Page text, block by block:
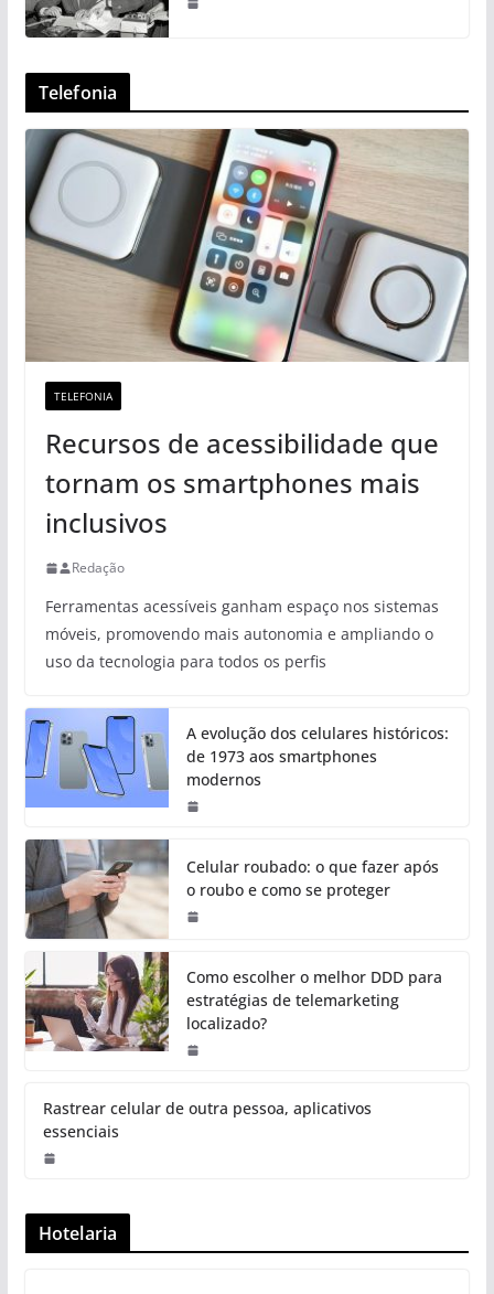
Telefonia
TELEFONIA
Recursos de acessibilidade que
tornam os smartphones mais
inclusivos
Redação
Ferramentas acessíveis ganham espaço nos sistemas
móveis, promovendo mais autonomia e ampliando o
uso da tecnologia para todos os perfis
A evolução dos celulares históricos:
de 1973 aos smartphones
modernos
Celular roubado: o que fazer após
o roubo e como se proteger
Como escolher o melhor DDD para
estratégias de telemarketing
localizado?
Rastrear celular de outra pessoa, aplicativos
essenciais
Hotelaria